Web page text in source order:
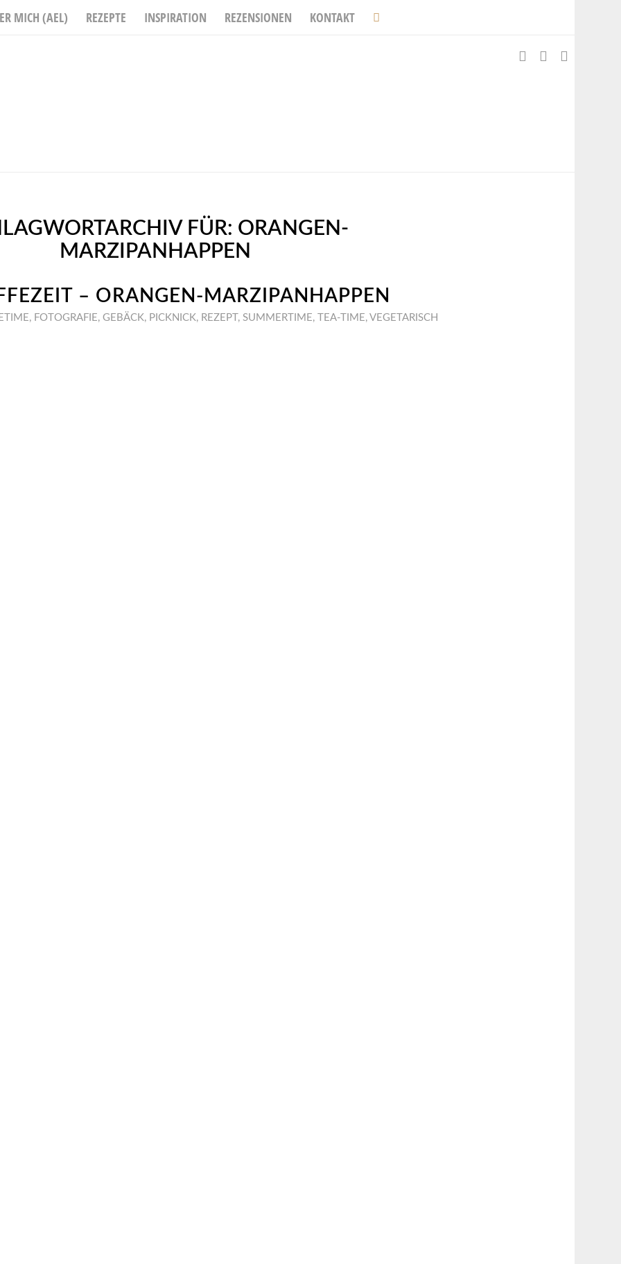
MICH (AEL) REZEPTE INSPIRATION REZENSIONEN KONTAKT
FÜR: ORANGEN-
MARZIPANHAPPEN
– ORANGEN-MARZIPANHAPPEN
, FOTOGRAFIE, GEBÄCK, PICKNICK, REZEPT , SUMMERTIME, TEA-TIME, VEGETARISCH